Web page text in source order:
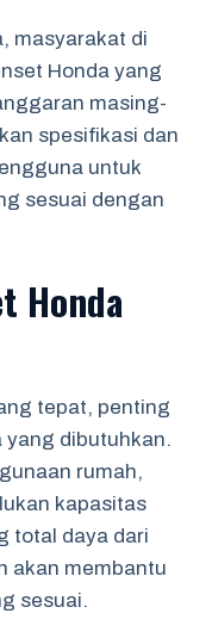
masyarakat di
Honda yang
masing-
spesifikasi dan
untuk
sesuai dengan
Honda
tepat, penting
yang dibutuhkan.
rumah,
kapasitas
total daya dari
akan membantu
sesuai.